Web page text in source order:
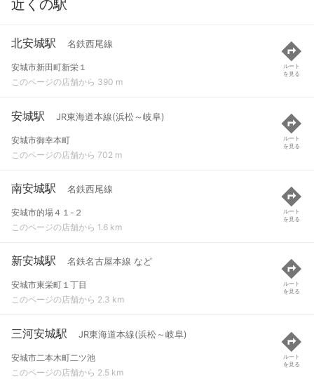
近くの駅
北安城駅 名鉄西尾線
安城市新田町新栄１
このページの店舗から 390 m
ルート
を見る
安城駅 JR東海道本線(浜松～岐阜)
安城市御幸本町
このページの店舗から 702 m
ルート
を見る
南安城駅 名鉄西尾線
安城市的場４１-２
このページの店舗から 1.6 km
ルート
を見る
新安城駅 名鉄名古屋本線 など
安城市東栄町１丁目
このページの店舗から 2.3 km
ルート
を見る
三河安城駅 JR東海道本線(浜松～岐阜)
安城市二本木町二ツ池
このページの店舗から 2.5 km
ルート
を見る